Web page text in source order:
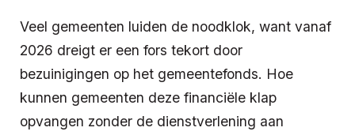
Veel gemeenten luiden de noodklok, want vanaf
2026 dreigt er een fors tekort door
bezuinigingen op het gemeentefonds. Hoe
kunnen gemeenten deze financiële klap
opvangen zonder de dienstverlening aan